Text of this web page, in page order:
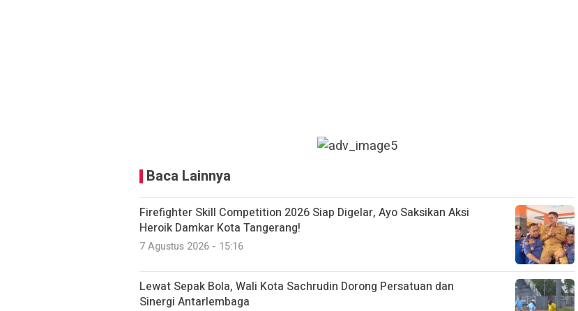
Baca Lainnya
Firefighter Skill Competition 2026 Siap Digelar, Ayo Saksikan Aksi
Heroik Damkar Kota Tangerang!
7 Agustus 2026 - 15:16
Lewat Sepak Bola, Wali Kota Sachrudin Dorong Persatuan dan
Sinergi Antarlembaga